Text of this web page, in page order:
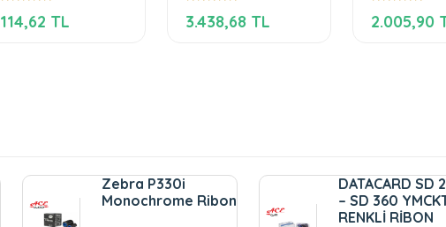
114,62 TL 3.438,68 TL 2.005,90
Zebra P330i
Monochrome Ribon
DATACARD SD
– SD 360
RENKLİ RİBON